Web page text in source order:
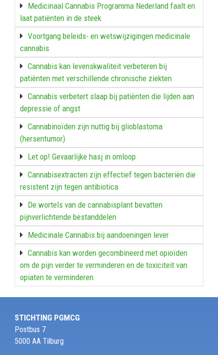
Medicinaal Cannabis Programma Nederland faalt en
laat patiënten in de steek
Voortgang beleids- en wetswijzigingen medicinale
cannabis
Cannabis kan levenskwaliteit verbeteren bij
patiënten met verschillende chronische ziekten
Cannabis verbetert slaap bij patiënten die lijden aan
depressie of angst
Cannabinoïden zijn nuttig bij glioblastoma
(hersentumor)
Let op! Gevaarlijke hasj in omloop
Cannabisextracten zijn effectief tegen bacteriën die
resistent zijn tegen antibiotica
De wortels van de cannabisplant bevatten
pijnverlichtende bestanddelen
Medicinale Cannabis bij aandoeningen lever
Cannabis kan worden gecombineerd met opioïden
om de pijn verder te verminderen en de toxiciteit van
opiaten te verminderen
STICHTING PGMCG
Postbus 7
5000 AA Tilburg